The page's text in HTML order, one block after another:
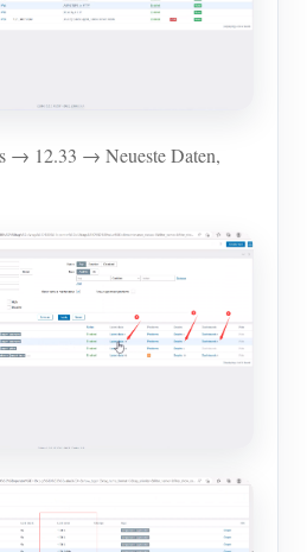
→ 12.33 → Neueste Daten,